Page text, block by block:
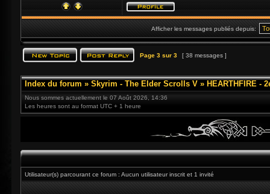
Afficher les messages publiés depuis:
Page 3 sur 3 [ 38 messages ]
Index du forum » Skyrim - The Elder Scrolls V » HEARTHFIRE -
Nous sommes actuellement le 07 Août 2026, 14:36
Les heures sont au format UTC + 1 heure
Utilisateur(s) parcourant ce forum : Aucun utilisateur inscrit et 1 invité